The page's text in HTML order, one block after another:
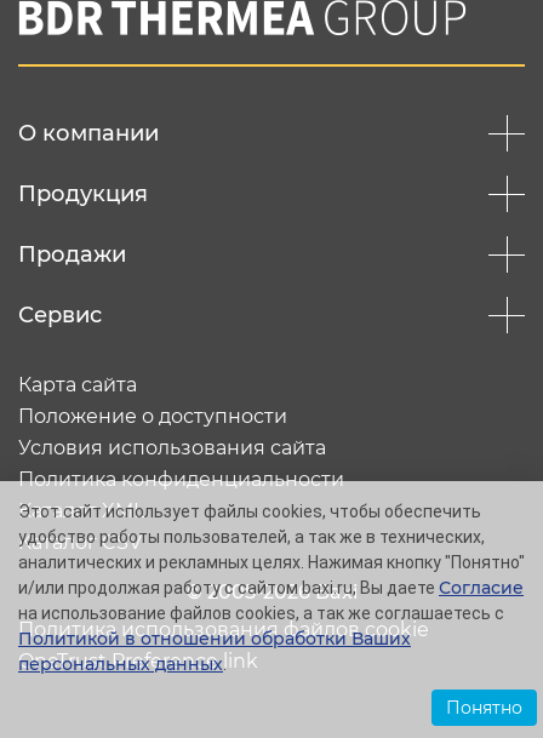
Вы соглашаетесь с нашей политикой
конфеденциальности
О компании
Продукция
Продажи
Сервис
© 2005-2026 Baxi
Карта сайта
Положение о доступности
Условия использования сайта
Политика конфиденциальности
Каталог XML
Каталог CSV
Политика использования файлов cookie
OneTrust Preference link
Этот сайт использует файлы cookies, чтобы обеспечить
удобство работы пользователей, а так же в технических,
аналитических и рекламных целях. Нажимая кнопку "Понятно"
и/или продолжая работу с сайтом baxi.ru, Вы даете Согласие
на использование файлов cookies, а так же соглашаетесь с
Политикой в отношении обработки Ваших
персональных данных.
Понятно